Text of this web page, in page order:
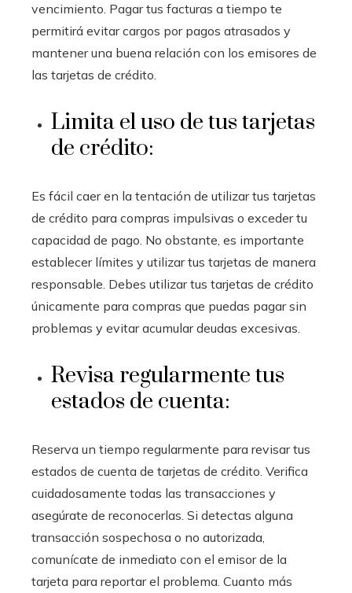
vencimiento. Pagar tus facturas a tiempo te
permitirá evitar cargos por pagos atrasados y
mantener una buena relación con los emisores de
las tarjetas de crédito.
Limita el uso de tus tarjetas
de crédito:
Es fácil caer en la tentación de utilizar tus tarjetas
de crédito para compras impulsivas o exceder tu
capacidad de pago. No obstante, es importante
establecer límites y utilizar tus tarjetas de manera
responsable. Debes utilizar tus tarjetas de crédito
únicamente para compras que puedas pagar sin
problemas y evitar acumular deudas excesivas.
Revisa regularmente tus
estados de cuenta:
Reserva un tiempo regularmente para revisar tus
estados de cuenta de tarjetas de crédito. Verifica
cuidadosamente todas las transacciones y
asegúrate de reconocerlas. Si detectas alguna
transacción sospechosa o no autorizada,
comunícate de inmediato con el emisor de la
tarjeta para reportar el problema. Cuanto más